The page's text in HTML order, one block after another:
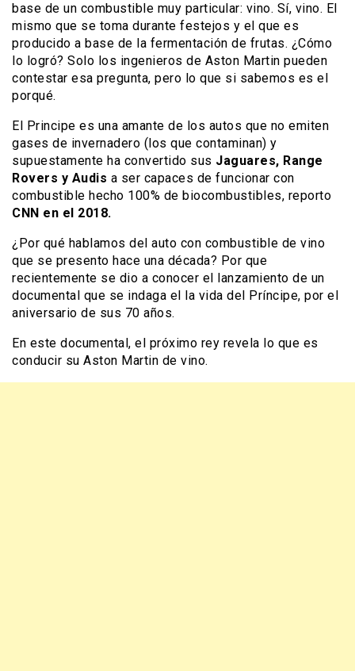
base de un combustible muy particular: vino. Sí, vino. El
mismo que se toma durante festejos y el que es
producido a base de la fermentación de frutas. ¿Cómo
lo logró? Solo los ingenieros de Aston Martin pueden
contestar esa pregunta, pero lo que si sabemos es el
porqué.
El Principe es una amante de los autos que no emiten
gases de invernadero (los que contaminan) y
supuestamente ha convertido sus Jaguares, Range
Rovers y Audis a ser capaces de funcionar con
combustible hecho 100% de biocombustibles, reporto
CNN en el 2018.
¿Por qué hablamos del auto con combustible de vino
que se presento hace una década? Por que
recientemente se dio a conocer el lanzamiento de un
documental que se indaga el la vida del Príncipe, por el
aniversario de sus 70 años.
En este documental, el próximo rey revela lo que es
conducir su Aston Martin de vino.